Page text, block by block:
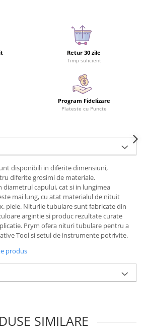
Retur 30 zile
Timp suficient
Program Fidelizare
Plateste cu Puncte
disponibili in diferite dimensiuni,
diferite grosimi de materiale.
diametrul capului, cat si in lungimea
mai lung, cu atat materialul de nituit
piele. Niturile tubulare sunt fabricate din
argintie si produc rezultate curate
Prym ofera nituri tubulare pentru a
Tool si setul de instrumente potrivite.
produs
SIMILARE